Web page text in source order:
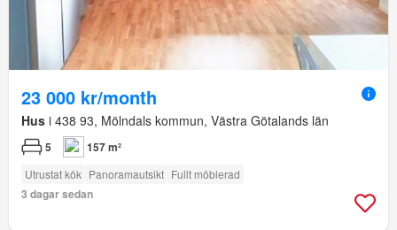
23 000 kr/month
Hus i 438 93, Mölndals kommun, Västra Götalands län
5 157 m²
Utrustat kök Panoramautsikt Fullt möblerad
3 dagar sedan